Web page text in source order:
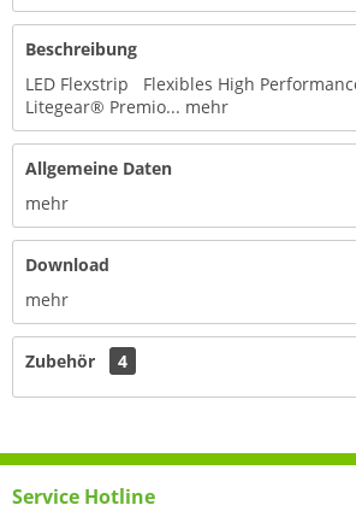
Beschreibung
LED Flexstrip Flexibles High
Litegear® Premio... mehr
Allgemeine Daten
mehr
Download
mehr
Zubehör 4
Service Hotline